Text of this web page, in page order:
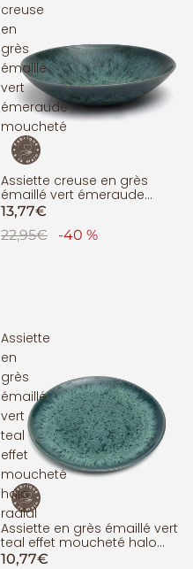
creuse
en
grès
émaillé
vert
émeraude
moucheté
ÉPUISÉ
Assiette creuse en grès
émaillé vert émeraude
moucheté
13,77€
22,95€
-40 %
Assiette
en
grès
émaillé
vert
teal
effet
moucheté
halo
radial
PROMOTION
Assiette en grès émaillé vert
teal effet moucheté halo
radial
10,77€